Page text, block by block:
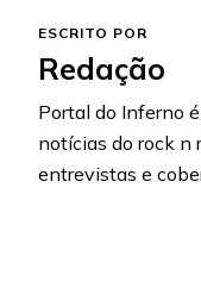
ESCRITO POR
Redação
Portal do Inferno
notícias do rock n
entrevistas e